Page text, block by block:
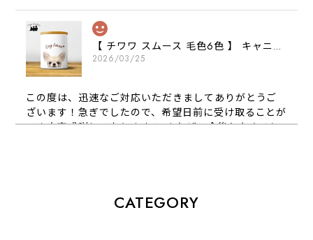
【 チワワ スムース 毛色6色 】 キャニスター 保存容器 お家用 プレゼント 犬 ペット うちの子 犬グッズ
2026/03/25
この度は、迅速なご対応いただきましてありがとうご
ざいます！急ぎでしたので、希望日前に受け取ることが
でき大変感謝しております！ またぜひ今後ともよろし
2026/01/16
CATEGORY